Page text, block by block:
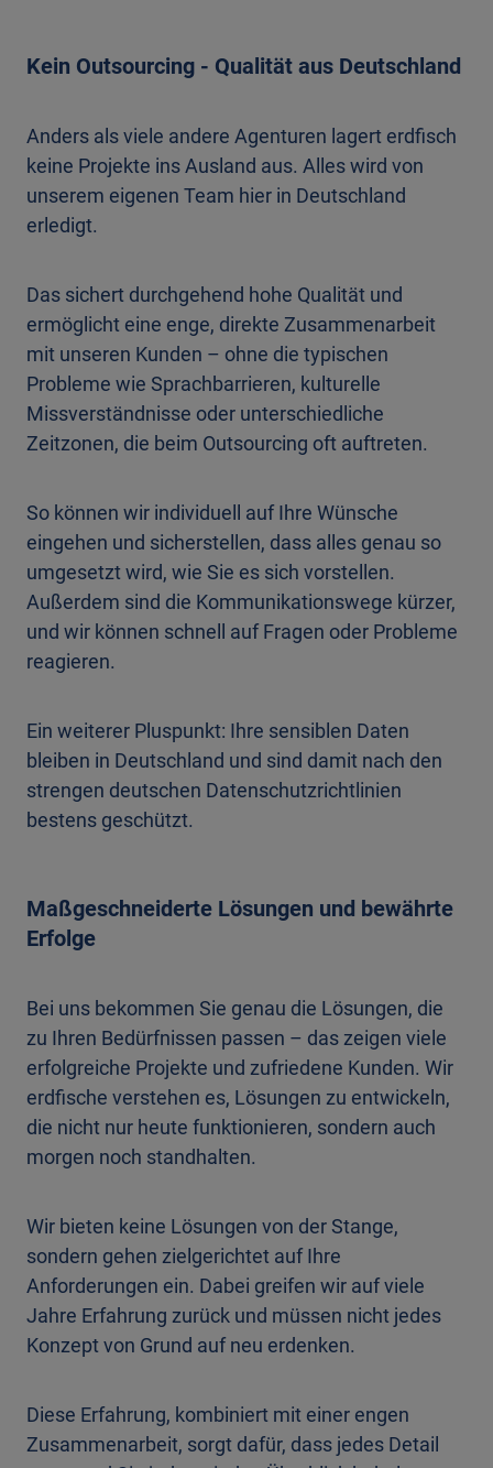
Kein Outsourcing - Qualität aus Deutschland
Anders als viele andere Agenturen lagert erdfisch
keine Projekte ins Ausland aus. Alles wird von
unserem eigenen Team hier in Deutschland
erledigt.
Das sichert durchgehend hohe Qualität und
ermöglicht eine enge, direkte Zusammenarbeit
mit unseren Kunden – ohne die typischen
Probleme wie Sprachbarrieren, kulturelle
Missverständnisse oder unterschiedliche
Zeitzonen, die beim Outsourcing oft auftreten.
So können wir individuell auf Ihre Wünsche
eingehen und sicherstellen, dass alles genau so
umgesetzt wird, wie Sie es sich vorstellen.
Außerdem sind die Kommunikationswege kürzer,
und wir können schnell auf Fragen oder Probleme
reagieren.
Ein weiterer Pluspunkt: Ihre sensiblen Daten
bleiben in Deutschland und sind damit nach den
strengen deutschen Datenschutzrichtlinien
bestens geschützt.
Maßgeschneiderte Lösungen und bewährte
Erfolge
Bei uns bekommen Sie genau die Lösungen, die
zu Ihren Bedürfnissen passen – das zeigen viele
erfolgreiche Projekte und zufriedene Kunden. Wir
erdfische verstehen es, Lösungen zu entwickeln,
die nicht nur heute funktionieren, sondern auch
morgen noch standhalten.
Wir bieten keine Lösungen von der Stange,
sondern gehen zielgerichtet auf Ihre
Anforderungen ein. Dabei greifen wir auf viele
Jahre Erfahrung zurück und müssen nicht jedes
Konzept von Grund auf neu erdenken.
Diese Erfahrung, kombiniert mit einer engen
Zusammenarbeit, sorgt dafür, dass jedes Detail